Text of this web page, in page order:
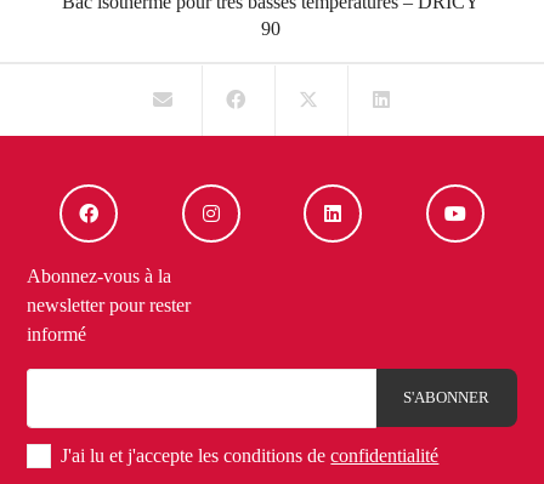
90
Abonnez-vous à la
newsletter pour rester
informé
J'ai lu et j'accepte les conditions deconfidentialité